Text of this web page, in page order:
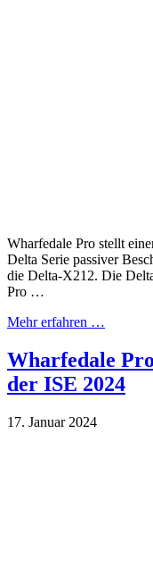
Wharfedale Pro stellt
Delta Serie passiver
die Delta-X212. Die
Pro …
Mehr erfahren …
Wharfedale
der ISE 2024
17. Januar 2024